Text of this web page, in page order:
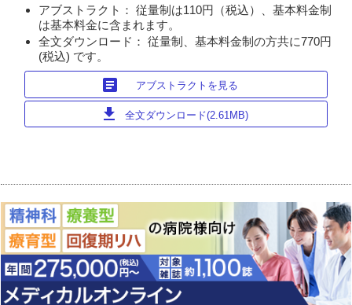
アブストラクト： 従量制は110円（税込）、基本料金制
は基本料金に含まれます。
全文ダウンロード： 従量制、基本料金制の方共に770円
(税込) です。
article アブストラクトを見る
download 全文ダウンロード(2.61MB)